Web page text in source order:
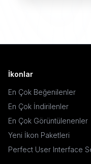
İkonlar
En Çok Beğenilenler
En Çok İndirilenler
En Çok Görüntülenenler
Yeni İkon Paketleri
Perfect User Interface